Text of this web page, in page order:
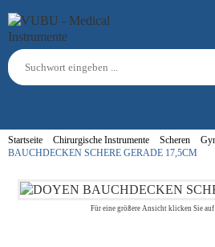
Startseite Chirurgische Instrumente Scheren
BAUCHDECKEN SCHERE GERADE 17,5CM
Für eine größere Ansicht klicken Sie